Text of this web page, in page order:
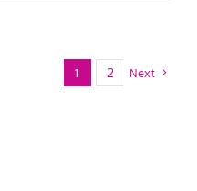
1 2 Next